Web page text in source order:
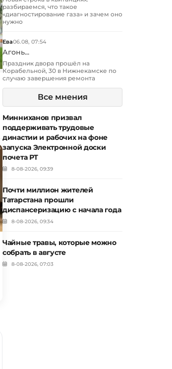
разбираемся, что такое
«диагностирование газа» и зачем оно
нужно
Ева06.08, 07:54
Агонь...
Праздник двора прошёл на
Корабельной, 30 в Нижнекамске по
случаю завершения ремонта
Все мнения
Минниханов призвал
поддерживать трудовые
династии и рабочих на фоне
запуска Электронной доски
почета РТ
8-08-2026, 09:39
Почти миллион жителей
Татарстана прошли
диспансеризацию с начала года
8-08-2026, 09:34
Чайные травы, которые можно
собрать в августе
8-08-2026, 07:03